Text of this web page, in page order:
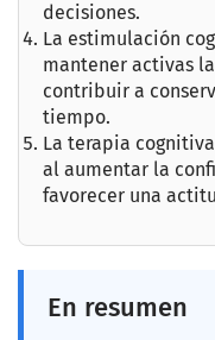
decisiones.
La estimulación
mantener activas
contribuir a
tiempo.
La terapia
al aumentar la
favorecer una
En resumen